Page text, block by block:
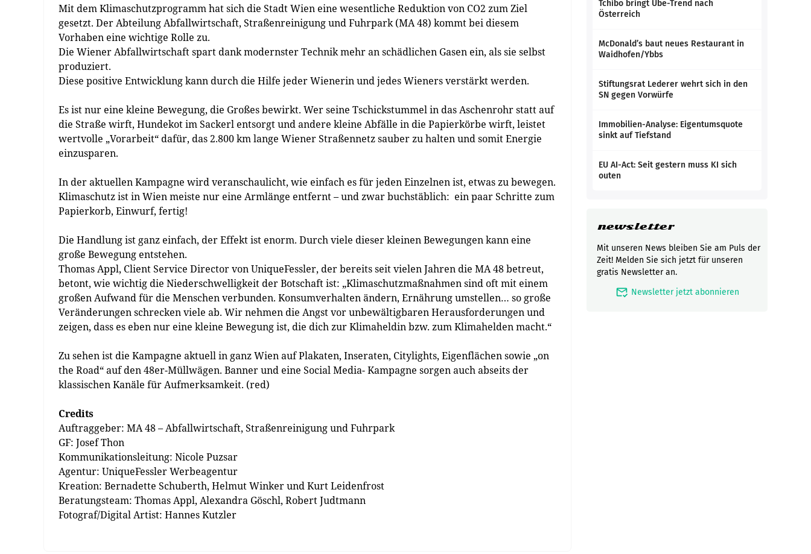
Mit dem Klimaschutzprogramm hat sich die Stadt Wien eine wesentliche Reduktion von CO2 zum Ziel
gesetzt. Der Abteilung Abfallwirtschaft, Straßenreinigung und Fuhrpark (MA 48) kommt bei diesem
Vorhaben eine wichtige Rolle zu.
Die Wiener Abfallwirtschaft spart dank modernster Technik mehr an schädlichen Gasen ein, als sie selbst
produziert.
Diese positive Entwicklung kann durch die Hilfe jeder Wienerin und jedes Wieners verstärkt werden.
Es ist nur eine kleine Bewegung, die Großes bewirkt. Wer seine Tschickstummel in das Aschenrohr statt auf
die Straße wirft, Hundekot im Sackerl entsorgt und andere kleine Abfälle in die Papierkörbe wirft, leistet
wertvolle „Vorarbeit“ dafür, das 2.800 km lange Wiener Straßennetz sauber zu halten und somit Energie
einzusparen.
In der aktuellen Kampagne wird veranschaulicht, wie einfach es für jeden Einzelnen ist, etwas zu bewegen.
Klimaschutz ist in Wien meiste nur eine Armlänge entfernt – und zwar buchstäblich: ein paar Schritte zum
Papierkorb, Einwurf, fertig!
Die Handlung ist ganz einfach, der Effekt ist enorm. Durch viele dieser kleinen Bewegungen kann eine
große Bewegung entstehen.
Thomas Appl, Client Service Director von UniqueFessler, der bereits seit vielen Jahren die MA 48 betreut,
betont, wie wichtig die Niederschwelligkeit der Botschaft ist: „Klimaschutzmaßnahmen sind oft mit einem
großen Aufwand für die Menschen verbunden. Konsumverhalten ändern, Ernährung umstellen… so große
Veränderungen schrecken viele ab. Wir nehmen die Angst vor unbewältigbaren Herausforderungen und
zeigen, dass es eben nur eine kleine Bewegung ist, die dich zur Klimaheldin bzw. zum Klimahelden macht.“
Zu sehen ist die Kampagne aktuell in ganz Wien auf Plakaten, Inseraten, Citylights, Eigenflächen sowie „on
the Road“ auf den 48er-Müllwägen. Banner und eine Social Media- Kampagne sorgen auch abseits der
klassischen Kanäle für Aufmerksamkeit. (red)
Credits
Auftraggeber: MA 48 – Abfallwirtschaft, Straßenreinigung und Fuhrpark
GF: Josef Thon
Kommunikationsleitung: Nicole Puzsar
Agentur: UniqueFessler Werbeagentur
Kreation: Bernadette Schuberth, Helmut Winker und Kurt Leidenfrost
Beratungsteam: Thomas Appl, Alexandra Göschl, Robert Judtmann
Fotograf/Digital Artist: Hannes Kutzler
Tchibo bringt Ube-Trend nach
Österreich
McDonald’s baut neues Restaurant in
Waidhofen/Ybbs
Stiftungsrat Lederer wehrt sich in den
SN gegen Vorwürfe
Immobilien-Analyse: Eigentumsquote
sinkt auf Tiefstand
EU AI-Act: Seit gestern muss KI sich
outen
newsletter
Mit unseren News bleiben Sie am Puls der
Zeit! Melden Sie sich jetzt für unseren
gratis Newsletter an.
mark_email_read Newsletter jetzt abonnieren